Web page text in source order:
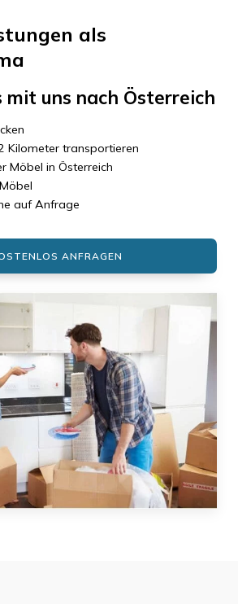
als
mit uns nach Österreich
Kilometer transportieren
Möbel in Österreich
auf Anfrage
ANFRAGEN